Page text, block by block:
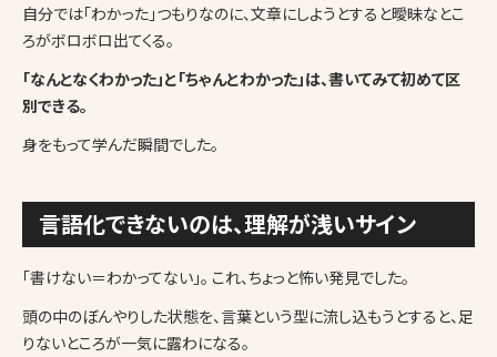
自分では「わかった」つもりなのに、文章にしようとすると曖昧なとこ
ろがボロボロ出てくる。
「なんとなくわかった」と「ちゃんとわかった」は、書いてみて初めて区
別できる。
身をもって学んだ瞬間でした。
言語化できないのは、理解が浅いサイン
「書けない＝わかってない」。 これ、ちょっと怖い発見でした。
頭の中のぼんやりした状態を、言葉という型に流し込もうとすると、足
りないところが一気に露わになる。